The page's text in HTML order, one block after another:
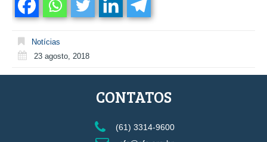
Notícias
23 agosto, 2018
CONTATOS
(61) 3314-9600